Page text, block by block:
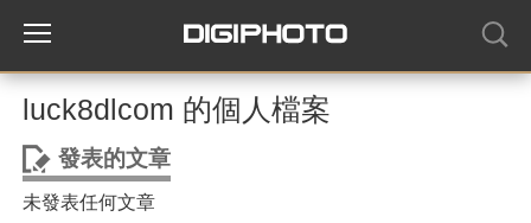
luck8dlcom 的個人檔案
發表的文章
未發表任何文章